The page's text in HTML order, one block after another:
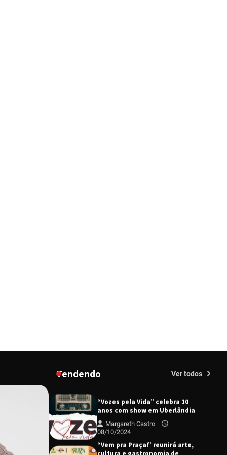
Tendendo Ver todos
“Experiência Rio” no dia 17 de
“Vozes pela Vida” celebra 10
anos com show em Uberlândia
Margareth Castro
08/10/2024
“Vem pra Praça!” reunirá arte,
cultura e gastronomia de